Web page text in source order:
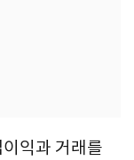
익과 거래를